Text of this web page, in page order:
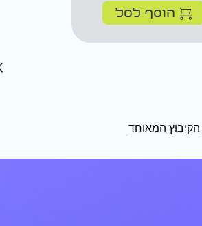
הוסף לסל
הקיבוץ המאוחד